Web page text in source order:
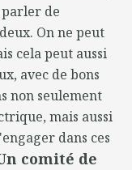
de
On ne peut
cela peut aussi
avec de bons
non seulement
mais aussi
dans ces
comité de